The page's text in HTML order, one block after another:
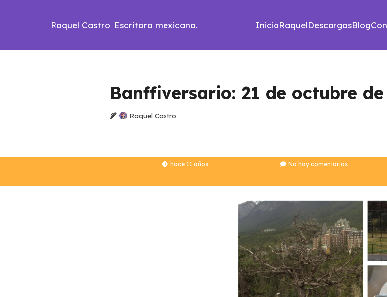
Raquel Castro. Escritora mexicana. InicioRaquelDescargasBlog
Banffiversario: 21 de octubre de
Raquel Castro
hace 11 años No hay comentarios